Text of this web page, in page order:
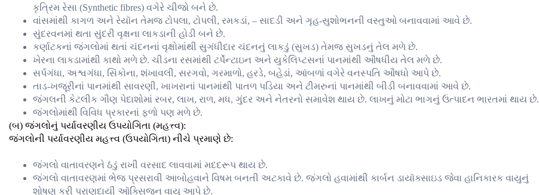
કૃત્રિમ રેસા (Synthetic fibres) વગેરે ચીજો બને છે.
વાંસમાંથી કાગળ અને રેયૉન તેમજ ટોપલા, ટોપલી, રમકડાં, – સાદડી અને ગૃહ-સુશોભનની વસ્તુઓ બનાવવામાં આવે છે.
સુંદરવનમાં થતા સુંદરી વૃક્ષના લાકડાની હોડી બને છે.
કર્ણાટકનાં જંગલોમાં થતાં ચંદનનાં વૃક્ષોમાંથી સુગંધીદાર ચંદનનું લાકડું (સુખડ) તેમજ સુખડનું તેલ મળે છે.
ખેરના લાકડામાંથી કાથો મળે છે. ચીડના રસમાંથી ટર્પેન્ટાઇન અને યુકેલિપ્ટસનાં પાનમાંથી ઔષધીય તેલ મળે છે.
સર્પગંધા, અશ્વગંધા, સિંકોના, શંખાવલી, સરગવો, ગરમાળો, હરડે, બહેડાં, આંબળાં વગેરે વનસ્પતિ ઔષધો આપે છે.
તાડ-ખજૂરીનાં પાનમાંથી સાવરણી, ખાખરાનાં પાનમાંથી પાતળ પડિયા અને ટીમરુનાં પાનમાંથી બીડી બનાવવામાં આવે છે.
જંગલની કેટલીક ગૌણ પેદાશોમાં રબર, લાખ, રાળ, મધ, ગુંદર અને નેતરનો સમાવેશ થાય છે. લાખનું મોટા ભાગનું ઉત્પાદન ભારતમાં થાય છે.
જંગલોમાંથી વિવિધ પ્રકારનાં ફળો પણ મળે છે.
(બ) જંગલોનું પર્યાવરણીય ઉપયોગિતા (મહત્ત્વ):
જંગલોની પર્યાવરણીય મહત્ત્વ (ઉપયોગિતા) નીચે પ્રમાણે છે:
જંગલો વાતાવરણને ઠંડું રાખી વરસાદ લાવવામાં મદદરૂપ થાય છે.
જંગલો વાતાવરણમાં ભેજ પ્રસરાવી આબોહવાને વિષમ બનતી અટકાવે છે. જંગલો હવામાંથી કાર્બન ડાયૉક્સાઇડ જેવા હાનિકારક વાયુનું
શોષણ કરી પ્રાણદાયી ઑક્સિજન વાયુ આપે છે.